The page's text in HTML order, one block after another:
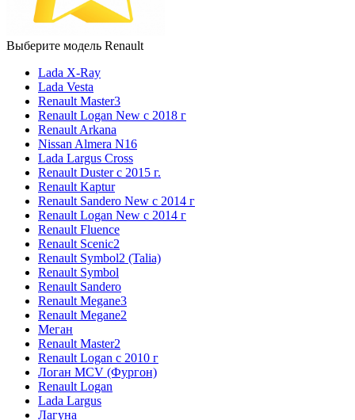
Выберите модель Renault
Lada X-Ray
Lada Vesta
Renault Master3
Renault Logan New с 2018 г
Renault Arkana
Nissan Almera N16
Lada Largus Cross
Renault Duster с 2015 г.
Renault Kaptur
Renault Sandero New с 2014 г
Renault Logan New с 2014 г
Renault Fluence
Renault Scenic2
Renault Symbol2 (Talia)
Renault Symbol
Renault Sandero
Renault Megane3
Renault Megane2
Меган
Renault Master2
Renault Logan c 2010 г
Логан МСV (Фургон)
Renault Logan
Lada Largus
Лагуна